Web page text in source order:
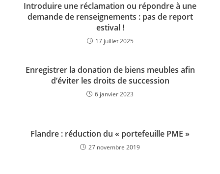
Introduire une réclamation ou répondre à une
demande de renseignements : pas de report
estival !
17 juillet 2025
Enregistrer la donation de biens meubles afin
d’éviter les droits de succession
6 janvier 2023
Flandre : réduction du « portefeuille PME »
27 novembre 2019